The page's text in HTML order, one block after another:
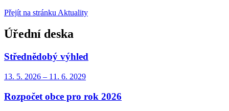
Přejít na stránku Aktuality
Úřední deska
Střednědobý výhled
13. 5. 2026 – 11. 6. 2029
Rozpočet obce pro rok 2026